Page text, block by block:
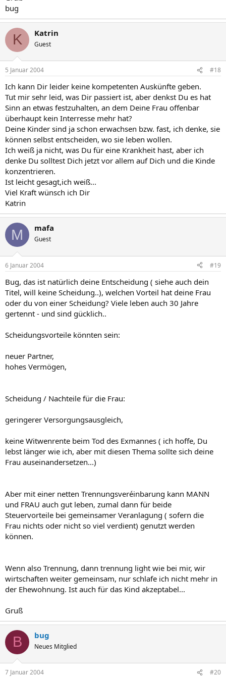
bug
K Katrin
Guest
5 Januar 2004 #18
Ich kann Dir leider keine kompetenten Auskünfte geben.
Tut mir sehr leid, was Dir passiert ist, aber denkst Du es hat
Sinn an etwas festzuhalten, an dem Deine Frau offenbar
überhaupt kein Interresse mehr hat?
Deine Kinder sind ja schon erwachsen bzw. fast, ich denke, sie
können selbst entscheiden, wo sie leben wollen.
Ich weiß ja nicht, was Du für eine Krankheit hast, aber ich
denke Du solltest Dich jetzt vor allem auf Dich und die Kinde
konzentrieren.
Ist leicht gesagt,ich weiß...
Viel Kraft wünsch ich Dir
Katrin
M mafa
Guest
6 Januar 2004 #19
Bug, das ist natürlich deine Entscheidung ( siehe auch dein
Titel, will keine Scheidung..), welchen Vorteil hat deine Frau
oder du von einer Scheidung? Viele leben auch 30 Jahre
gertennt - und sind gücklich..
Scheidungsvorteile könnten sein:
neuer Partner,
hohes Vermögen,
Scheidung / Nachteile für die Frau:
geringerer Versorgungsausgleich,
keine Witwenrente beim Tod des Exmannes ( ich hoffe, Du
lebst länger wie ich, aber mit diesen Thema sollte sich deine
Frau auseinandersetzen...)
Aber mit einer netten Trennungsveréinbarung kann MANN
und FRAU auch gut leben, zumal dann für beide
Steuervorteile bei gemeinsamer Veranlagung ( sofern die
Frau nichts oder nicht so viel verdient) genutzt werden
können.
Wenn also Trennung, dann trennung light wie bei mir, wir
wirtschaften weiter gemeinsam, nur schlafe ich nicht mehr in
der Ehewohnung. Ist auch für das Kind akzeptabel...
Gruß
B bug
Neues Mitglied
7 Januar 2004 #20